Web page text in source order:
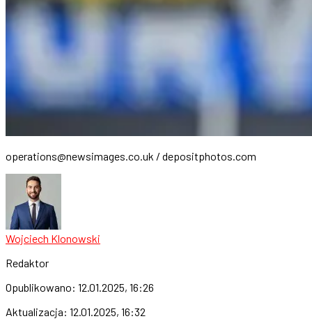
operations@newsimages.co.uk / depositphotos.com
Wojciech Klonowski
Redaktor
Opublikowano: 12.01.2025, 16:26
Aktualizacja: 12.01.2025, 16:32